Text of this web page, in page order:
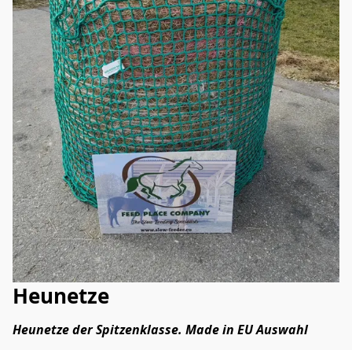
Heunetze
Heunetze der Spitzenklasse. Made in EU Auswahl